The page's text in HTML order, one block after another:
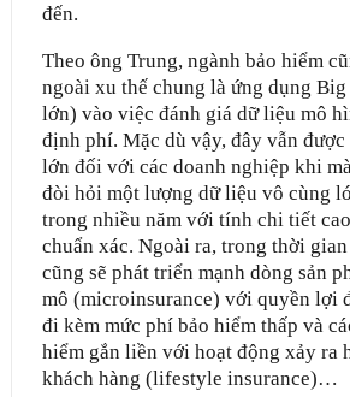
đến.
Theo ông Trung, ngành bảo hiểm
ngoài xu thế chung là ứng dụng
lớn) vào việc đánh giá dữ liệu mô
định phí. Mặc dù vậy, đây vẫn
lớn đối với các doanh nghiệp khi
đòi hỏi một lượng dữ liệu vô cùng
trong nhiều năm với tính chi tiết
chuẩn xác. Ngoài ra, trong thời
cũng sẽ phát triển mạnh dòng sản
mô (microinsurance) với quyền lợi
đi kèm mức phí bảo hiểm thấp và
hiểm gắn liền với hoạt động xảy ra
khách hàng (lifestyle insurance)…